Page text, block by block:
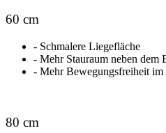
60 cm
- Schmalere Liegefläche
- Mehr Stauraum neben dem
- Mehr Bewegungsfreiheit im
80 cm